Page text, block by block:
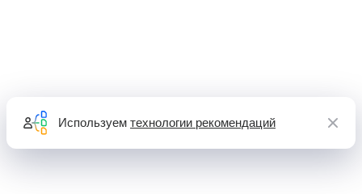
Используем технологии рекомендаций